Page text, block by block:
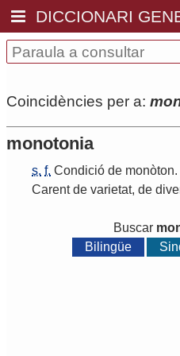
DICCIONARI
Coincidències per a:
monotonia
s. f. Condició de monòton.
Carent de varietat, de
Buscar
Bilingüe